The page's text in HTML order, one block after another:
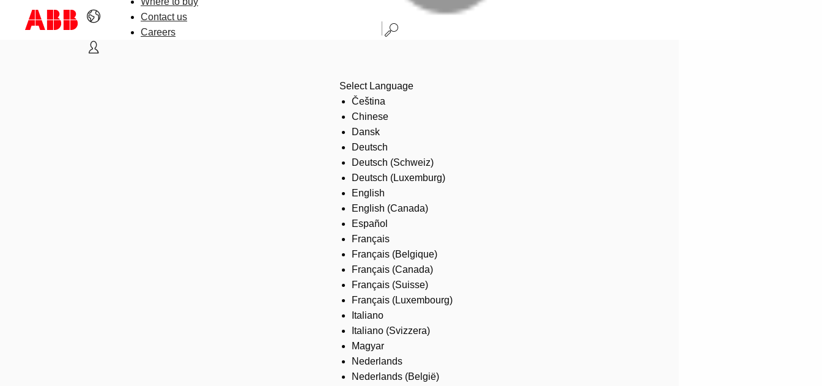
Contact us
Careers
Select Language
Čeština
Chinese
Dansk
Deutsch
Deutsch (Schweiz)
Deutsch (Luxemburg)
English
English (Canada)
Español
Français
Français (Belgique)
Français (Canada)
Français (Suisse)
Français (Luxembourg)
Italiano
Italiano (Svizzera)
Magyar
Nederlands
Nederlands (België)